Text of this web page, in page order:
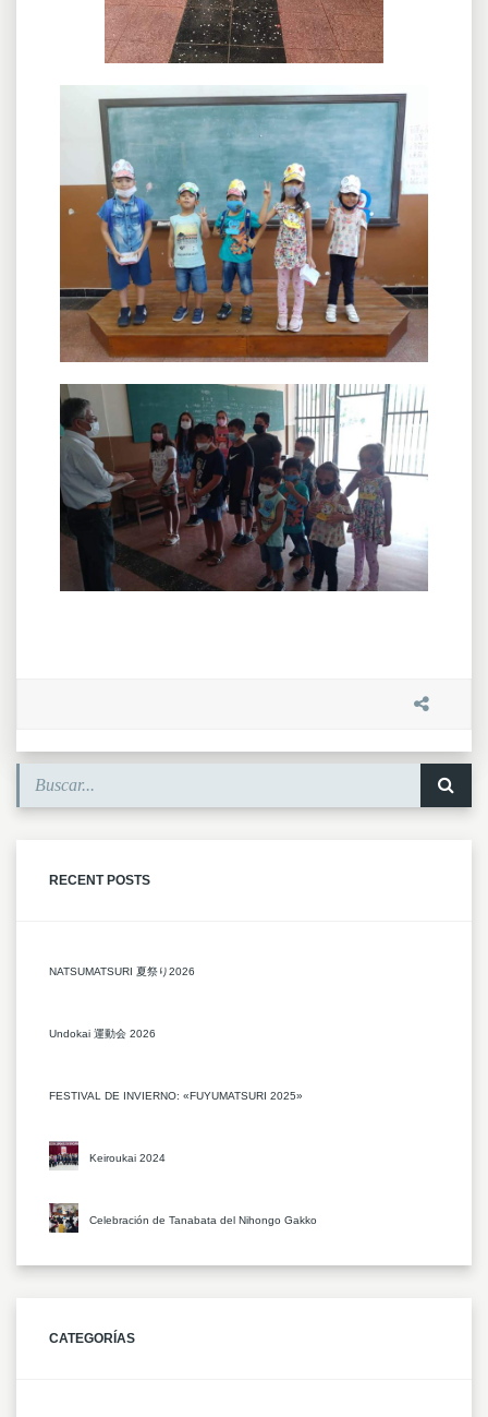
RECENT POSTS
NATSUMATSURI 夏祭り2026
Undokai 運動会 2026
FESTIVAL DE INVIERNO: «FUYUMATSURI 2025»
Keiroukai 2024
Celebración de Tanabata del Nihongo Gakko
CATEGORÍAS